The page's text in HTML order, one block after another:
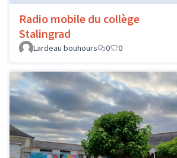
Radio mobile du collège
Stalingrad
Lardeau bouhours
0 0